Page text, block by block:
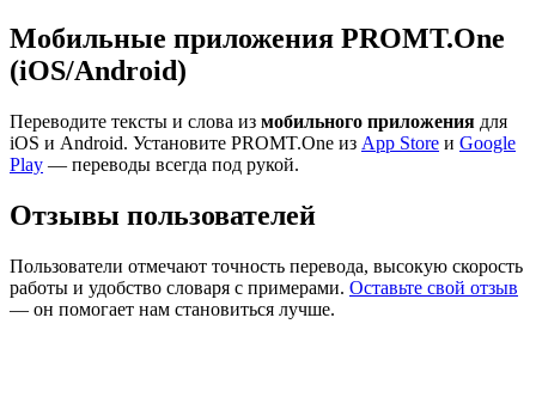
Мобильные приложения PROMT.One
(iOS/Android)
Переводите тексты и слова из мобильного приложения для
iOS и Android. Установите PROMT.One из App Store и Google
Play — переводы всегда под рукой.
Отзывы пользователей
Пользователи отмечают точность перевода, высокую скорость
работы и удобство словаря с примерами. Оставьте свой отзыв
— он помогает нам становиться лучше.